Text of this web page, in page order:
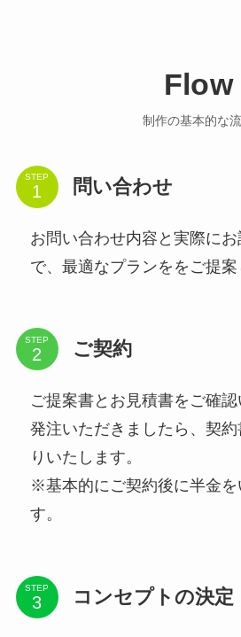
Flow
制作の基本的な
STEP 問い合わせ
お問い合わせ内容と実際に
で、最適なプランををご提案
STEP ご契約
ご提案書とお見積書をご確
発注いただきましたら、契
りいたします。
※基本的にご契約後に半金を
す。
STEP コンセプトの決定